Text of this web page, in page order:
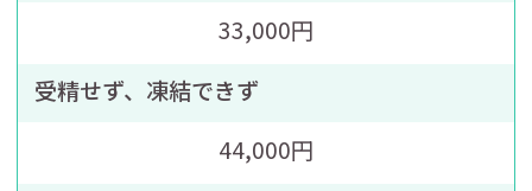
33,000円
受精せず、凍結できず
44,000円